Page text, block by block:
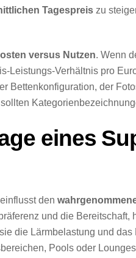
Tagespreis zu
versus Nutzen. Wenn
Leistungs-Verhältnis pro
Bettenkonfiguration, der
eines
den
und die
die Lärmbelastung und
Pools oder